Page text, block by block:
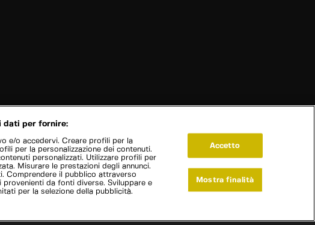
dati per fornire:
e/o accedervi. Creare profili per la
per la personalizzazione dei contenuti.
personalizzati. Utilizzare profili per
Misurare le prestazioni degli annunci.
Comprendere il pubblico attraverso
da fonti diverse. Sviluppare e
per la selezione della pubblicità.
Accetto
Mostra finalità